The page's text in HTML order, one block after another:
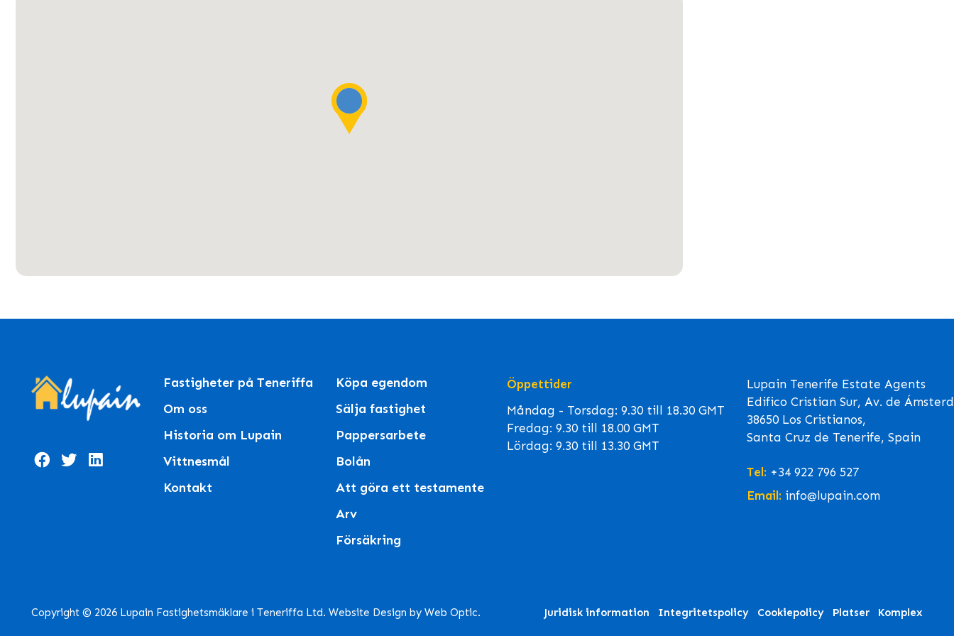
Fastigheter på Teneriffa
Om oss
Historia om Lupain
Vittnesmål
Kontakt
Köpa egendom
Sälja fastighet
Pappersarbete
Bolån
Att göra ett testamente
Arv
Försäkring
Öppettider
Måndag - Torsdag: 9.30 till 18.30 GMT
Fredag: 9.30 till 18.00 GMT
Lördag: 9.30 till 13.30 GMT
Lupain Tenerife Estate Agents
Edifico Cristian Sur, Av. de
38650 Los Cristianos,
Santa Cruz de Tenerife, Spain
Tel: +34 922 796 527
Email: info@lupain.com
Copyright © 2026 Lupain Fastighetsmäklare i Teneriffa Ltd. Website Design by Web Optic. Juridisk information Integritetspolicy Cookiepolicy Platser Komplex